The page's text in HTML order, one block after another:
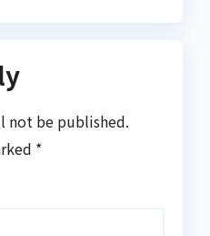
not be published.
*